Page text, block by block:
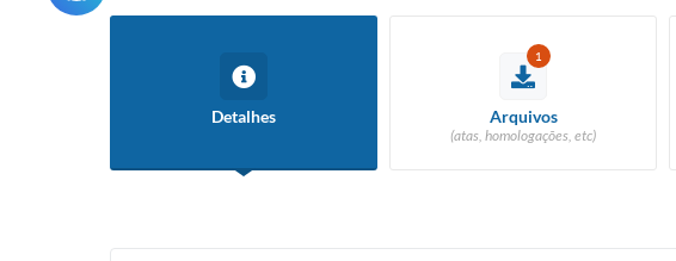
Detalhes
1
Arquivos
(atas, homologações, etc)